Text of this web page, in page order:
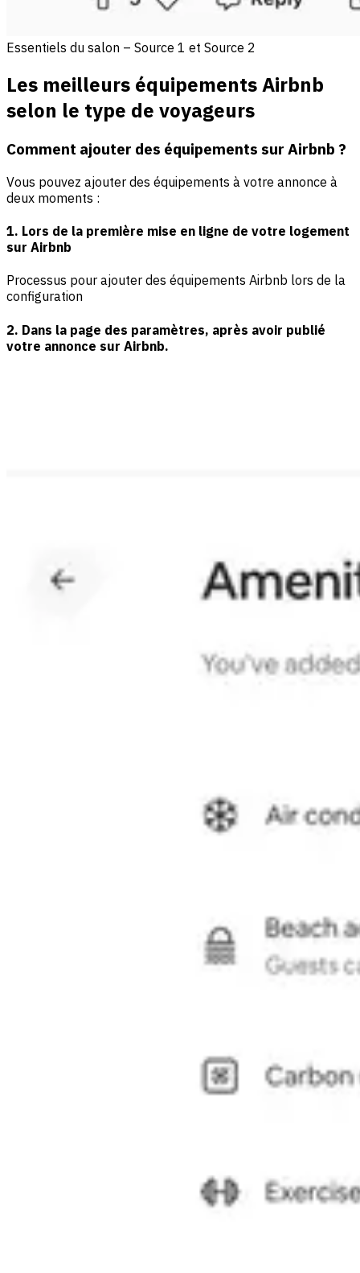
Essentiels du salon – Source 1 et Source 2
Les meilleurs équipements Airbnb
selon le type de voyageurs
Comment ajouter des équipements sur Airbnb ?
Vous pouvez ajouter des équipements à votre annonce à
deux moments :
1. Lors de la première mise en ligne de votre logement
sur Airbnb
Processus pour ajouter des équipements Airbnb lors de la
configuration
2. Dans la page des paramètres, après avoir publié
votre annonce sur Airbnb.